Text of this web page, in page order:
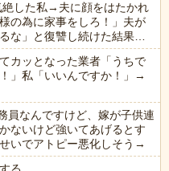
絶した私→夫に顔をはたかれ
の為に家事をしろ！」夫が
な」と復讐し続けた結果…
カッとなった業者「うちで
」私「いいんですか！」→
員なんですけど、嫁が子供連
ないけど強いてあげるとす
いでアトピー悪化しそう→